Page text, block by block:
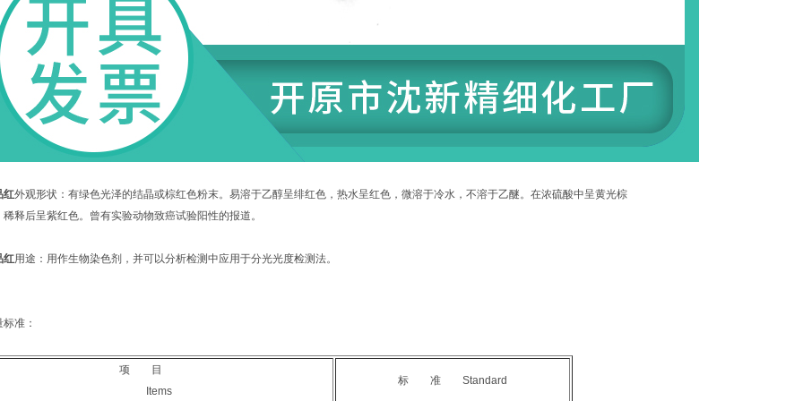
红外观形状：有绿色光泽的结晶或棕红色粉末。易溶于乙醇呈绯红色，热水呈红色，微溶于冷水，不溶于乙醚。在浓硫酸中呈黄光棕
稀释后呈紫红色。曾有实验动物致癌试验阳性的报道。
红用途：用作生物染色剂，并可以分析检测中应用于分光光度检测法。
标准：
项 目
Items
标 准 Standard